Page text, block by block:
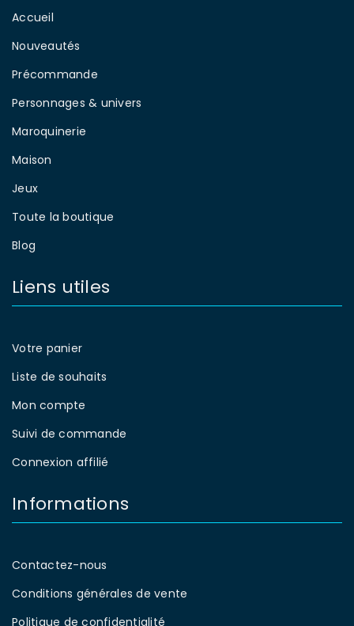
Accueil
Nouveautés
Précommande
Personnages & univers
Maroquinerie
Maison
Jeux
Toute la boutique
Blog
Liens utiles
Votre panier
Liste de souhaits
Mon compte
Suivi de commande
Connexion affilié
Informations
Contactez-nous
Conditions générales de vente
Politique de confidentialité